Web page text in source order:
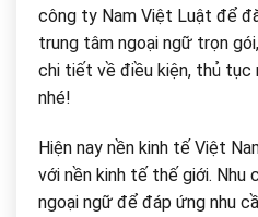
công ty Nam Việt Luật để
trung tâm ngoại ngữ trọn
chi tiết về điều kiện, thủ tục
nhé!
Hiện nay nền kinh tế Việt
với nền kinh tế thế giới. Nhu
ngoại ngữ để đáp ứng nhu